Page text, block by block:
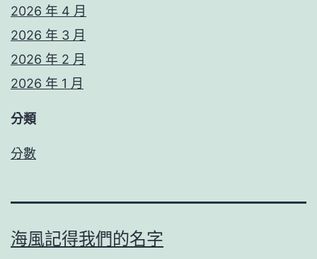
2026 年 4 月
2026 年 3 月
2026 年 2 月
2026 年 1 月
分類
分數
海風記得我們的名字